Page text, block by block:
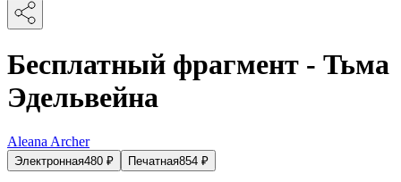
Бесплатный фрагмент - Тьма
Эдельвейна
Aleana Archer
Электронная480 ₽ Печатная854 ₽